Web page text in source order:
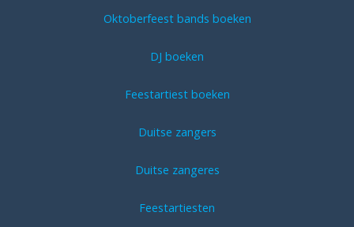
Oktoberfeest bands boeken
DJ boeken
Feestartiest boeken
Duitse zangers
Duitse zangeres
Feestartiesten